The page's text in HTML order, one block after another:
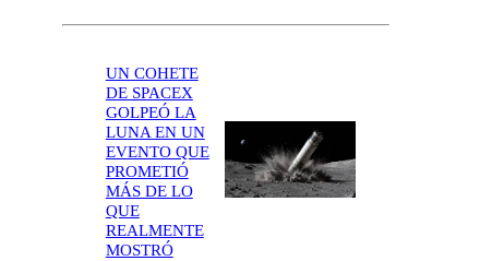
UN COHETE
DE SPACEX
GOLPEÓ LA
LUNA EN UN
EVENTO QUE
PROMETIÓ
MÁS DE LO
QUE
REALMENTE
MOSTRÓ